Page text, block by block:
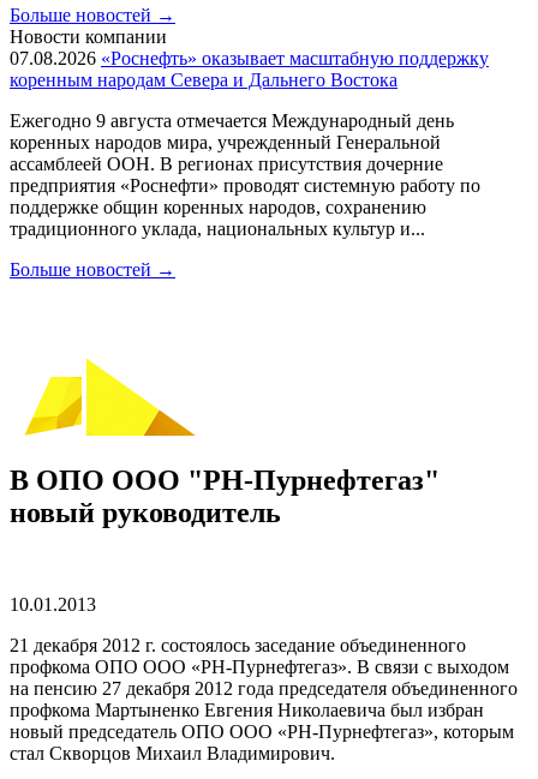
Больше новостей →
Новости компании
07.08.2026 «Роснефть» оказывает масштабную поддержку
коренным народам Севера и Дальнего Востока
Ежегодно 9 августа отмечается Международный день
коренных народов мира, учрежденный Генеральной
ассамблеей ООН. В регионах присутствия дочерние
предприятия «Роснефти» проводят системную работу по
поддержке общин коренных народов, сохранению
традиционного уклада, национальных культур и...
Больше новостей →
В ОПО ООО "РН-Пурнефтегаз"
новый руководитель
10.01.2013
21 декабря 2012 г. состоялось заседание объединенного
профкома ОПО ООО «РН-Пурнефтегаз». В связи с выходом
на пенсию 27 декабря 2012 года председателя объединенного
профкома Мартыненко Евгения Николаевича был избран
новый председатель ОПО ООО «РН-Пурнефтегаз», которым
стал Скворцов Михаил Владимирович.